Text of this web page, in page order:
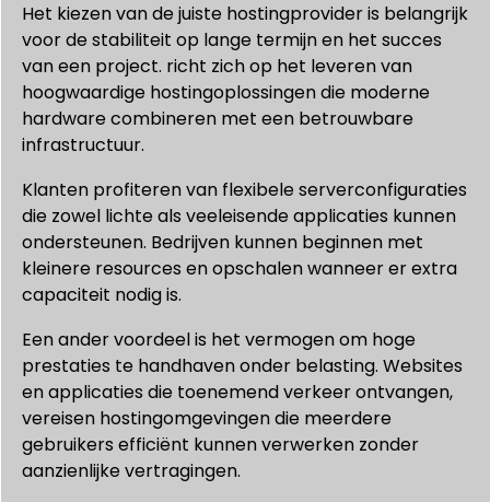
Het kiezen van de juiste hostingprovider is belangrijk
voor de stabiliteit op lange termijn en het succes
van een project. richt zich op het leveren van
hoogwaardige hostingoplossingen die moderne
hardware combineren met een betrouwbare
infrastructuur.
Klanten profiteren van flexibele serverconfiguraties
die zowel lichte als veeleisende applicaties kunnen
ondersteunen. Bedrijven kunnen beginnen met
kleinere resources en opschalen wanneer er extra
capaciteit nodig is.
Een ander voordeel is het vermogen om hoge
prestaties te handhaven onder belasting. Websites
en applicaties die toenemend verkeer ontvangen,
vereisen hostingomgevingen die meerdere
gebruikers efficiënt kunnen verwerken zonder
aanzienlijke vertragingen.